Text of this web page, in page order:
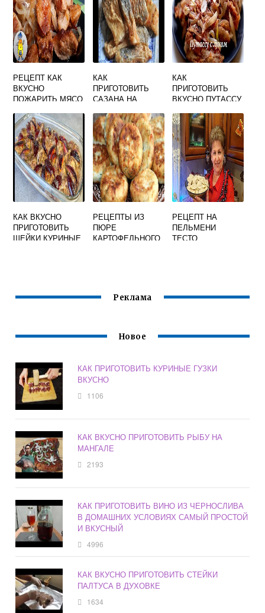
РЕЦЕПТ КАК
ВКУСНО
ПОЖАРИТЬ МЯСО
КАК
ПРИГОТОВИТЬ
САЗАНА НА
ВКУСНО
КАК
ПРИГОТОВИТЬ
ВКУСНО ПУТАССУ
ЛУКОМ
КАК ВКУСНО
ПРИГОТОВИТЬ
ШЕЙКИ КУРИНЫЕ
РЕЦЕПТЫ ИЗ
ПЮРЕ
КАРТОФЕЛЬНОГО
РЕЦЕПТ НА
ПЕЛЬМЕНИ
ТЕСТО
Реклама
Новое
КАК ПРИГОТОВИТЬ КУРИНЫЕ ГУЗКИ
ВКУСНО
1106
КАК ВКУСНО ПРИГОТОВИТЬ РЫБУ НА
МАНГАЛЕ
2193
КАК ПРИГОТОВИТЬ ВИНО ИЗ ЧЕРНОСЛИВА
В ДОМАШНИХ УСЛОВИЯХ САМЫЙ ПРОСТОЙ
И ВКУСНЫЙ
4996
КАК ВКУСНО ПРИГОТОВИТЬ СТЕЙКИ
ПАЛТУСА В ДУХОВКЕ
1634